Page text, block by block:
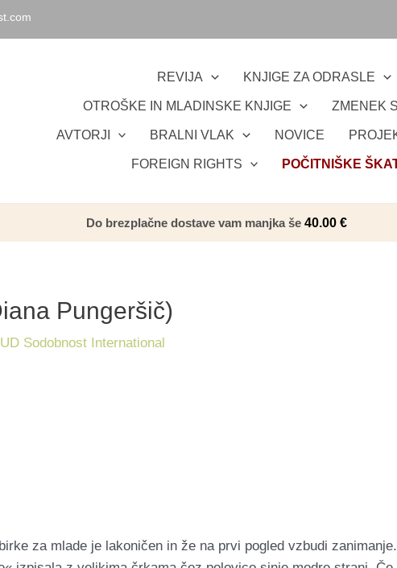
REVIJA KNJIGE ZA ODRASLE
OTROŠKE IN MLADINSKE KNJIGE ZMENEK
AVTORJI BRALNI VLAK NOVICE
FOREIGN RIGHTS POČITNIŠKE
Do brezplačne dostave vam manjka še 40.00 €
Pungeršič)
Sodobnost International
za mlade je lakoničen in že na prvi pogled vzbudi